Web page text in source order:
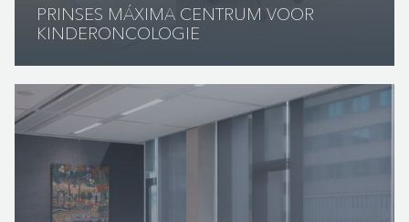
PRINSES MÁXIMA CENTRUM VOOR
KINDERONCOLOGIE